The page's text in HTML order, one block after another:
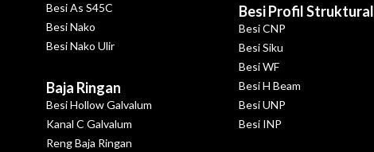
Besi As S45C
Besi Nako
Besi Nako Ulir
Baja Ringan
Besi Hollow Galvalum
Kanal C Galvalum
Reng Baja Ringan
Besi Profil Struktural
Besi CNP
Besi Siku
Besi WF
Besi H Beam
Besi UNP
Besi INP